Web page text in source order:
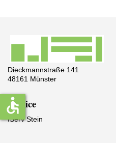
Dieckmannstraße 141
48161 Münster
Service
IServ Stein
accessible